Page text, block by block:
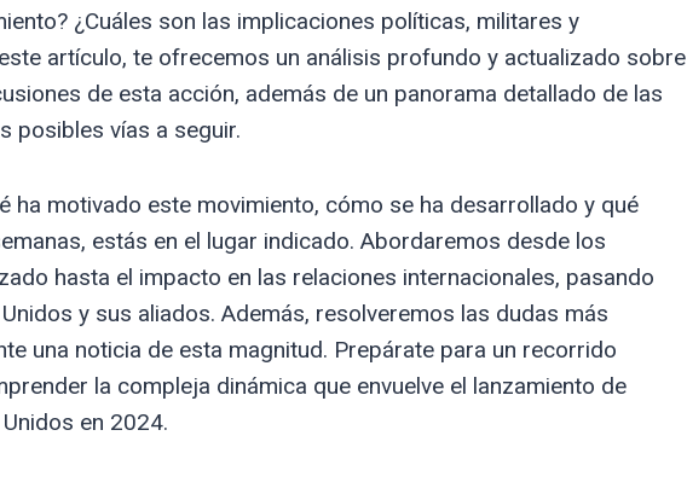
¿Cuáles son las implicaciones políticas, militares y
artículo, te ofrecemos un análisis profundo y actualizado sobre
de esta acción, además de un panorama detallado de las
posibles vías a seguir.
ha motivado este movimiento, cómo se ha desarrollado y qué
estás en el lugar indicado. Abordaremos desde los
hasta el impacto en las relaciones internacionales, pasando
y sus aliados. Además, resolveremos las dudas más
una noticia de esta magnitud. Prepárate para un recorrido
la compleja dinámica que envuelve el lanzamiento de
en 2024.